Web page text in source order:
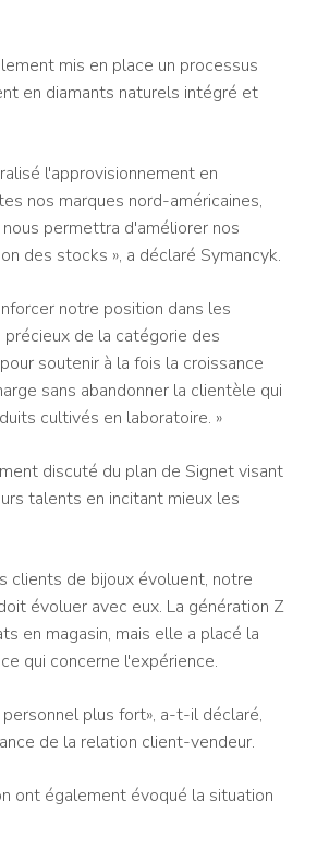
mis en place un processus
en diamants naturels intégré et
l'approvisionnement en
nos marques nord-américaines,
permettra d'améliorer nos
des stocks », a déclaré Symancyk.
notre position dans les
de la catégorie des
soutenir à la fois la croissance
sans abandonner la clientèle qui
cultivés en laboratoire. »
discuté du plan de Signet visant
talents en incitant mieux les
clients de bijoux évoluent, notre
évoluer avec eux. La génération Z
en magasin, mais elle a placé la
qui concerne l'expérience.
plus fort», a-t-il déclaré,
de la relation client-vendeur.
ont également évoqué la situation